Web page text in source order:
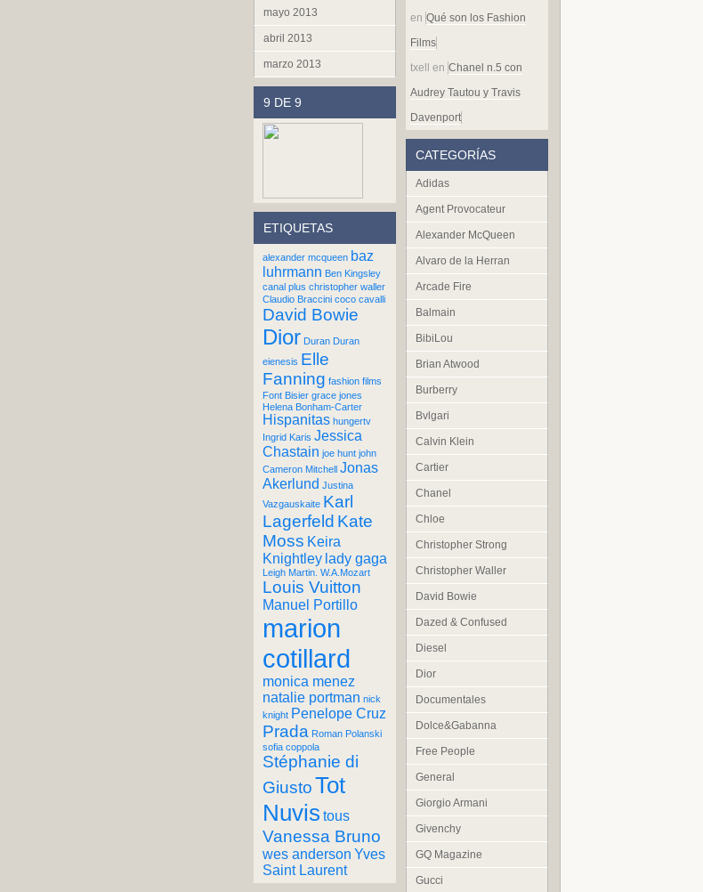
mayo 2013
abril 2013
marzo 2013
9 DE 9
ETIQUETAS
alexander mcqueen baz
luhrmann Ben Kingsley
canal plus christopher waller
Claudio Braccini coco cavalli
David Bowie
Dior Duran Duran
eienesis Elle
Fanning fashion films
Font Bisier grace jones
Helena Bonham-Carter
Hispanitas hungertv
Ingrid Karis Jessica
Chastain joe hunt john
Cameron Mitchell Jonas
Akerlund Justina
Vazgauskaite Karl
Lagerfeld Kate
Moss Keira
Knightley lady gaga
Leigh Martin. W.A.Mozart
Louis Vuitton
Manuel Portillo
marion
cotillard
monica menez
natalie portman nick
knight Penelope Cruz
Prada Roman Polanski
sofia coppola
Stéphanie di
GiustoTot
Nuvis tous
Vanessa Bruno
wes anderson Yves
Saint Laurent
en Qué son los Fashion
Films
txell
en Chanel n.5 con
Audrey Tautou y Travis
Davenport
CATEGORÍAS
Adidas
Agent Provocateur
Alexander McQueen
Alvaro de la Herran
Arcade Fire
Balmain
BibiLou
Brian Atwood
Burberry
Bvlgari
Calvin Klein
Cartier
Chanel
Chloe
Christopher Strong
Christopher Waller
David Bowie
Dazed & Confused
Diesel
Dior
Documentales
Dolce&Gabanna
Free People
General
Giorgio Armani
Givenchy
GQ Magazine
Gucci